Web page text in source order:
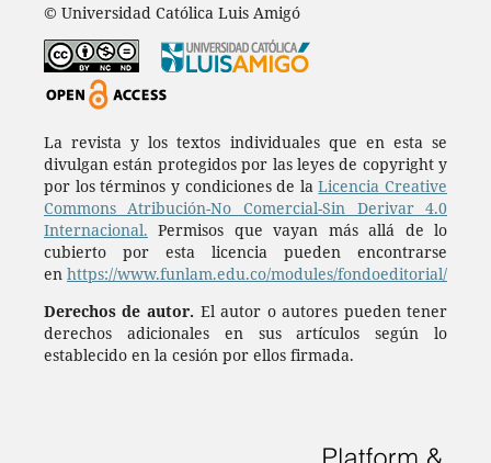
© Universidad Católica Luis Amigó
La revista y los textos individuales que en esta se
divulgan están protegidos por las leyes de copyright y
por los términos y condiciones de laLicencia Creative
Commons Atribución-No Comercial-Sin Derivar 4.0
Internacional. Permisos que vayan más allá de lo
cubierto por esta licencia pueden encontrarse
en https://www.funlam.edu.co/modules/fondoeditorial/
Derechos de autor. El autor o autores pueden tener
derechos adicionales en sus artículos según lo
establecido en la cesión por ellos firmada.